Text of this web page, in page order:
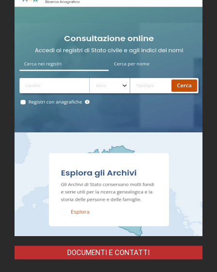
DOCUMENTI E CONTATTI